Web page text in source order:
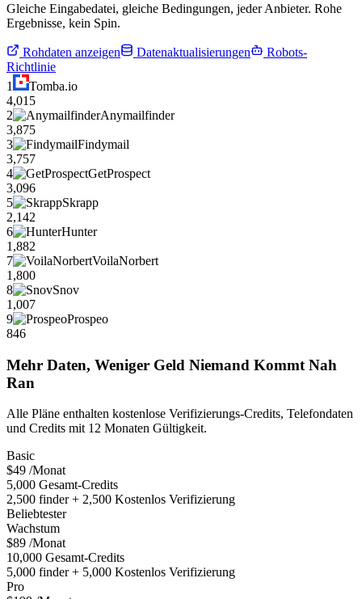
Gleiche Eingabedatei, gleiche Bedingungen, jeder Anbieter. Rohe
Ergebnisse, kein Spin.
Rohdaten anzeigen Datenaktualisierungen
Robots-
Richtlinie
1
Tomba.io
4,015
2
Anymailfinder
3,875
3
Findymail
3,757
4
GetProspect
3,096
5
Skrapp
2,142
6
Hunter
1,882
7
VoilaNorbert
1,800
8
Snov
1,007
9
Prospeo
846
Mehr Daten, Weniger Geld Niemand Kommt Nah
Ran
Alle Pläne enthalten kostenlose Verifizierungs-Credits, Telefondaten
und Credits mit 12 Monaten Gültigkeit.
Basic
$49 /Monat
5,000 Gesamt-Credits
2,500 finder + 2,500 Kostenlos Verifizierung
Beliebtester
Wachstum
$89 /Monat
10,000 Gesamt-Credits
5,000 finder + 5,000 Kostenlos Verifizierung
Pro